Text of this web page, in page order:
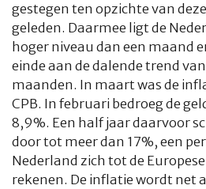
gestegen ten opzichte van
geleden. Daarmee ligt de
hoger niveau dan een maand
einde aan de dalende trend
maanden. In maart was de
CPB. In februari bedroeg de
8,9%. Een half jaar daarvoor
door tot meer dan 17%, een
Nederland zich tot de
rekenen. De inflatie wordt net